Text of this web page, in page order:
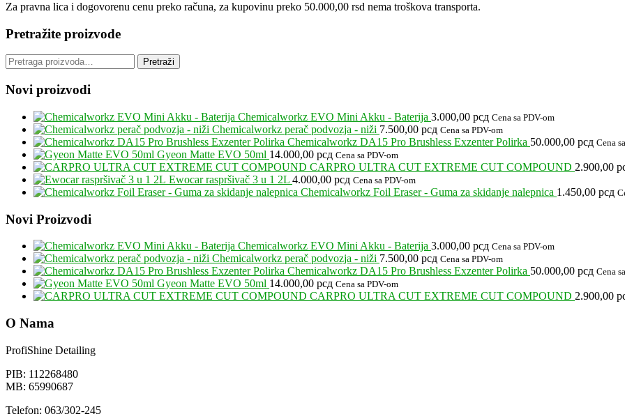
Za pravna lica i dogovorenu cenu preko računa, za kupovinu preko 50.000,00 rsd nema troškova transporta.
Pretražite proizvode
Pretraga
za:
Pretraži
Novi proizvodi
Chemicalworkz EVO Mini Akku - Baterija 3.000,00 рсд Cena sa PDV-om
Chemicalworkz perač podvozja - niži 7.500,00 рсд Cena sa PDV-om
Chemicalworkz DA15 Pro Brushless Exzenter Polirka 50.000,00 рсд Cena
Gyeon Matte EVO 50ml 14.000,00 рсд Cena sa PDV-om
CARPRO ULTRA CUT EXTREME CUT COMPOUND 2.900,00
Ewocar raspršivač 3 u 1 2L 4.000,00 рсд Cena sa PDV-om
Chemicalworkz Foil Eraser - Guma za skidanje nalepnica 1.450,00 рсд
Footer
Novi Proizvodi
Chemicalworkz EVO Mini Akku - Baterija 3.000,00 рсд Cena sa PDV-om
Chemicalworkz perač podvozja - niži 7.500,00 рсд Cena sa PDV-om
Chemicalworkz DA15 Pro Brushless Exzenter Polirka 50.000,00 рсд Cena
Gyeon Matte EVO 50ml 14.000,00 рсд Cena sa PDV-om
CARPRO ULTRA CUT EXTREME CUT COMPOUND 2.900,00
O Nama
ProfiShine Detailing
PIB: 112268480
MB: 65990687
Telefon: 063/302-245